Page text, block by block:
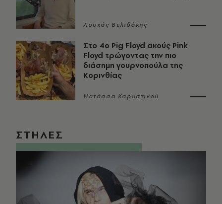
Λουκάς Βελιδάκης
Στο 4ο Pig Floyd ακούς Pink
Floyd τρώγοντας την πιο
διάσημη γουρνοπούλα της
Κορινθίας
Νατάσσα Καρυστινού
ΣΤΗΛΕΣ